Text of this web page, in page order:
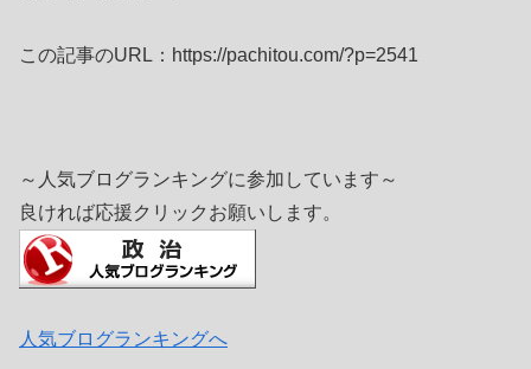
この記事のURL：https://pachitou.com/?p=2541
～人気ブログランキングに参加しています～
良ければ応援クリックお願いします。
人気ブログランキングへ